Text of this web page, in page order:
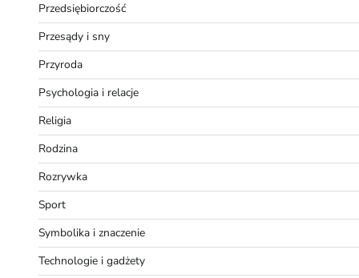
Przedsiębiorczość
Przesądy i sny
Przyroda
Psychologia i relacje
Religia
Rodzina
Rozrywka
Sport
Symbolika i znaczenie
Technologie i gadżety